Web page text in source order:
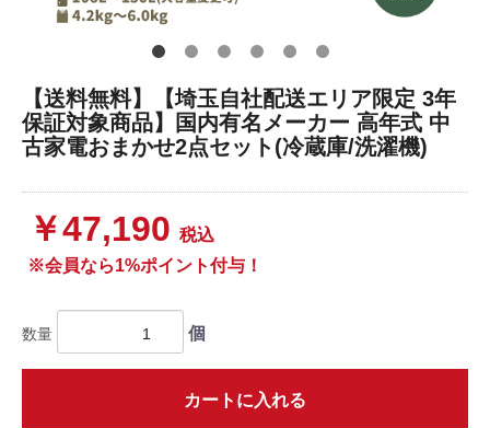
【送料無料】【埼玉自社配送エリア限定 3年
保証対象商品】国内有名メーカー 高年式 中
古家電おまかせ2点セット(冷蔵庫/洗濯機)
￥47,190 税込
※会員なら1%ポイント付与！
数量 個
カートに入れる